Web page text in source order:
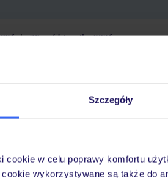
Szczegóły
cookie w celu poprawy komfortu
wykorzystywane są także do
do30 października 2026